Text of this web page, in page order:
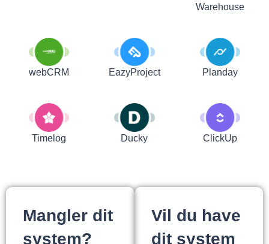
Warehouse
webCRM EazyProject Planday
Timelog Ducky ClickUp
Mangler dit
system?
Vil du have
dit system